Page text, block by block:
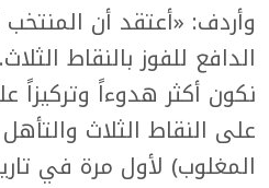
وأردف: «أعتقد أن
الدافع للفوز بالنقاط
نكون أكثر هدوءاً وتركيزاً
على النقاط الثلاث
المغلوب) لأول مرة في